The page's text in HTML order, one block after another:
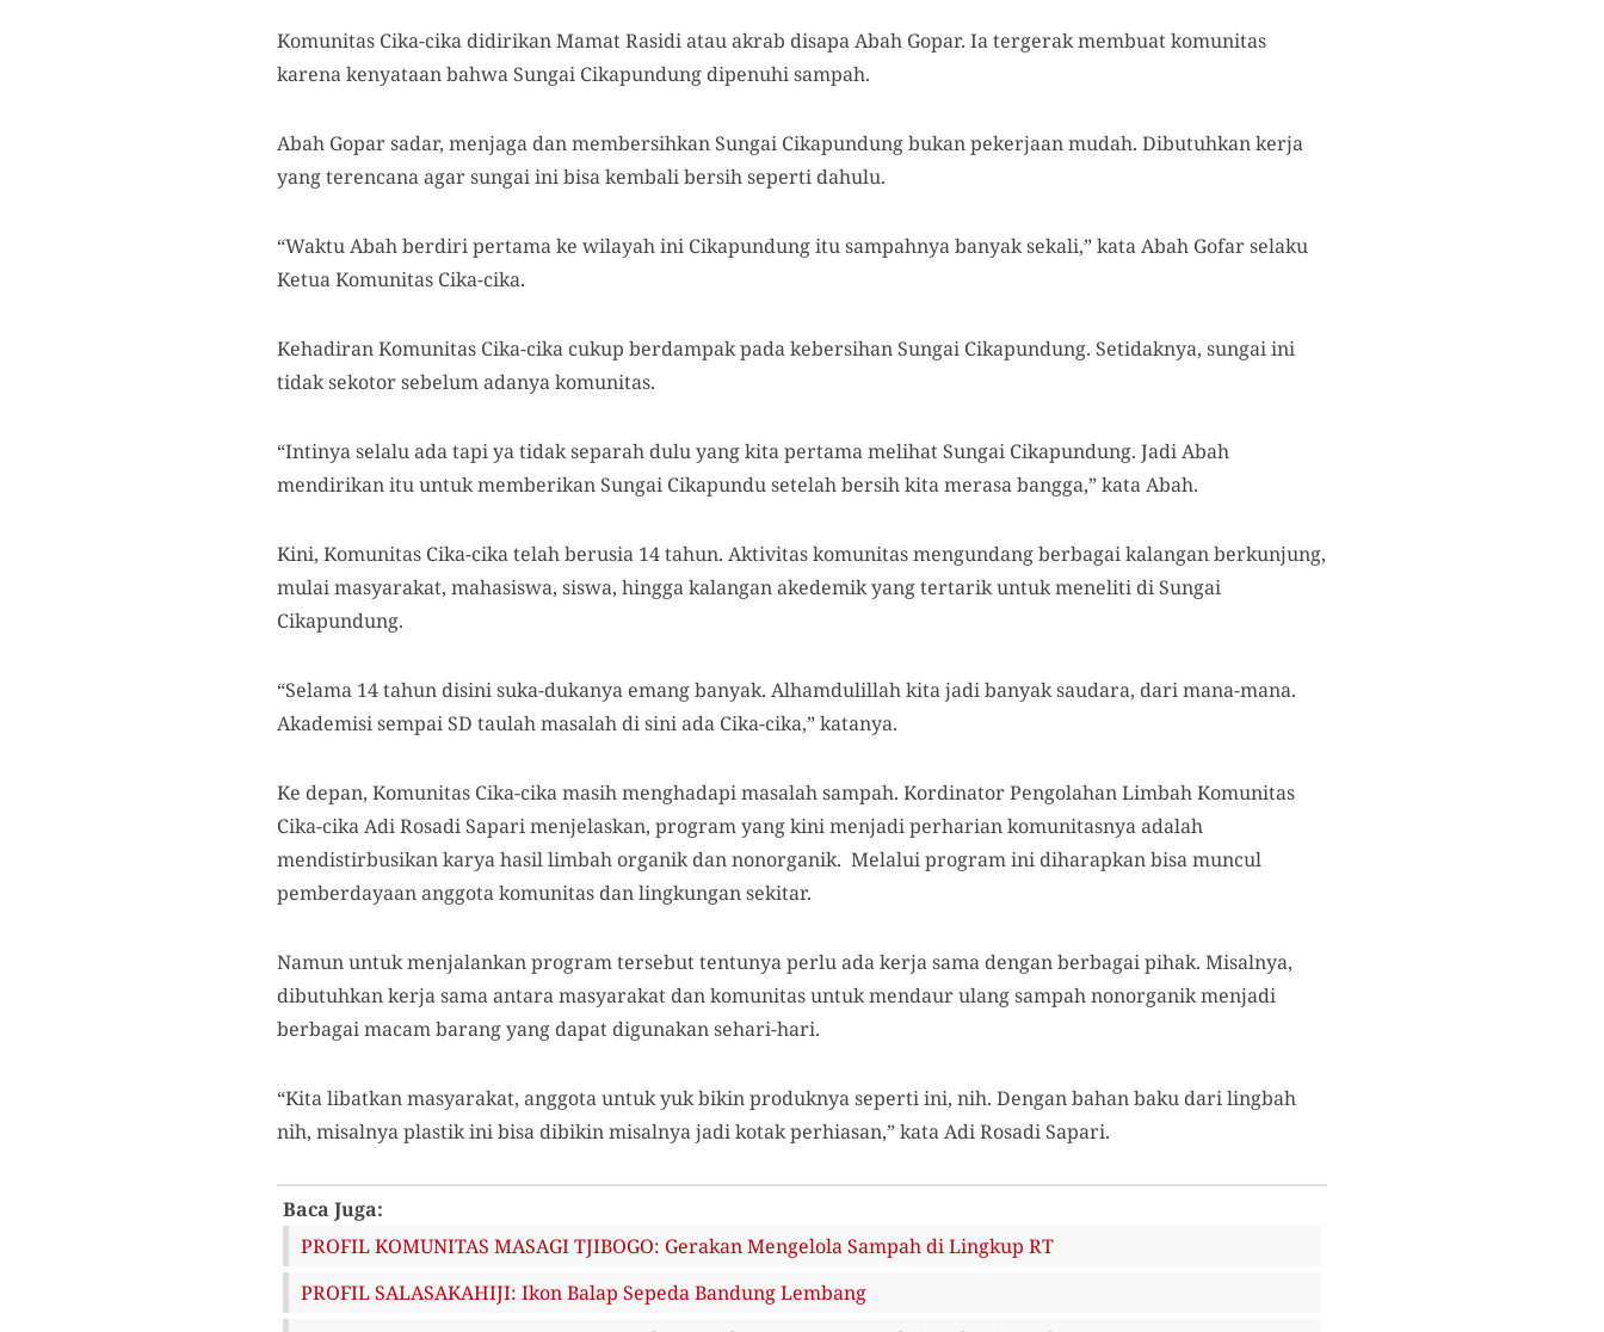
Komunitas Cika-cika didirikan Mamat Rasidi atau akrab disapa Abah Gopar. Ia tergerak membuat komunitas
karena kenyataan bahwa Sungai Cikapundung dipenuhi sampah.
Abah Gopar sadar, menjaga dan membersihkan Sungai Cikapundung bukan pekerjaan mudah. Dibutuhkan kerja
yang terencana agar sungai ini bisa kembali bersih seperti dahulu.
“Waktu Abah berdiri pertama ke wilayah ini Cikapundung itu sampahnya banyak sekali,” kata Abah Gofar selaku
Ketua Komunitas Cika-cika.
Kehadiran Komunitas Cika-cika cukup berdampak pada kebersihan Sungai Cikapundung. Setidaknya, sungai ini
tidak sekotor sebelum adanya komunitas.
“Intinya selalu ada tapi ya tidak separah dulu yang kita pertama melihat Sungai Cikapundung. Jadi Abah
mendirikan itu untuk memberikan Sungai Cikapundu setelah bersih kita merasa bangga,” kata Abah.
Kini, Komunitas Cika-cika telah berusia 14 tahun. Aktivitas komunitas mengundang berbagai kalangan berkunjung,
mulai masyarakat, mahasiswa, siswa, hingga kalangan akedemik yang tertarik untuk meneliti di Sungai
Cikapundung.
“Selama 14 tahun disini suka-dukanya emang banyak. Alhamdulillah kita jadi banyak saudara, dari mana-mana.
Akademisi sempai SD taulah masalah di sini ada Cika-cika,” katanya.
Ke depan, Komunitas Cika-cika masih menghadapi masalah sampah. Kordinator Pengolahan Limbah Komunitas
Cika-cika Adi Rosadi Sapari menjelaskan, program yang kini menjadi perharian komunitasnya adalah
mendistirbusikan karya hasil limbah organik dan nonorganik. Melalui program ini diharapkan bisa muncul
pemberdayaan anggota komunitas dan lingkungan sekitar.
Namun untuk menjalankan program tersebut tentunya perlu ada kerja sama dengan berbagai pihak. Misalnya,
dibutuhkan kerja sama antara masyarakat dan komunitas untuk mendaur ulang sampah nonorganik menjadi
berbagai macam barang yang dapat digunakan sehari-hari.
“Kita libatkan masyarakat, anggota untuk yuk bikin produknya seperti ini, nih. Dengan bahan baku dari lingbah
nih, misalnya plastik ini bisa dibikin misalnya jadi kotak perhiasan,” kata Adi Rosadi Sapari.
Baca Juga:
PROFIL KOMUNITAS MASAGI TJIBOGO: Gerakan Mengelola Sampah di Lingkup RT
PROFIL SALASAKAHIJI: Ikon Balap Sepeda Bandung Lembang